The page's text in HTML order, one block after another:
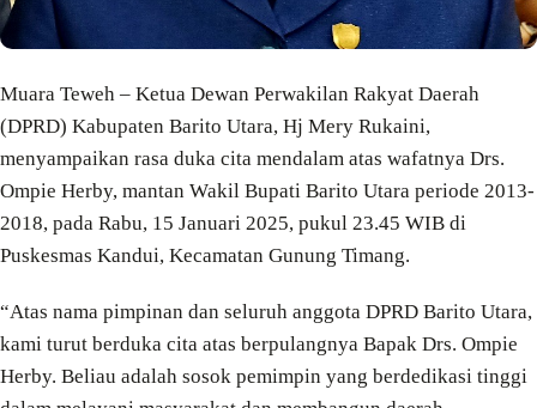
Muara Teweh – Ketua Dewan Perwakilan Rakyat Daerah
(DPRD) Kabupaten Barito Utara, Hj Mery Rukaini,
menyampaikan rasa duka cita mendalam atas wafatnya Drs.
Ompie Herby, mantan Wakil Bupati Barito Utara periode 2013-
2018, pada Rabu, 15 Januari 2025, pukul 23.45 WIB di
Puskesmas Kandui, Kecamatan Gunung Timang.
“Atas nama pimpinan dan seluruh anggota DPRD Barito Utara,
kami turut berduka cita atas berpulangnya Bapak Drs. Ompie
Herby. Beliau adalah sosok pemimpin yang berdedikasi tinggi